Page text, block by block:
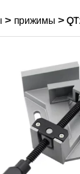
> прижимы >